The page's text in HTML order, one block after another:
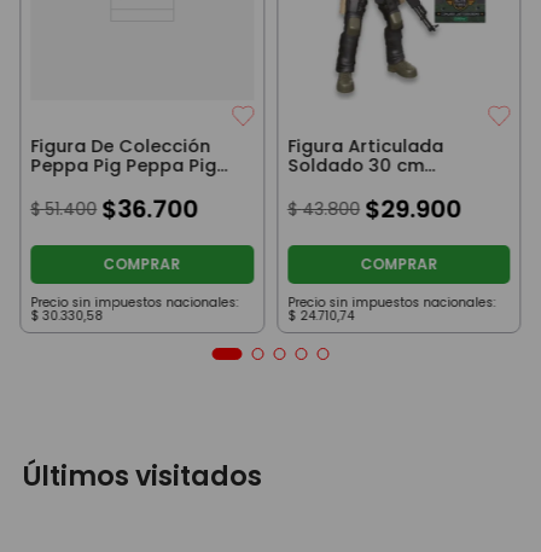
Figura De Colección
Peppa Pig Peppa Pig
15Cm
$ 51.400 $36.700
COMPRAR
Precio sin impuestos nacionales:
$ 30.330,58
Figura Articulada
Soldado 30 cm
Antiterrorismo Beige
con Máscara Calavera
$ 43.800 $29.900
COMPRAR
Precio sin impuestos nacionales:
$ 24.710,74
Últimos visitados